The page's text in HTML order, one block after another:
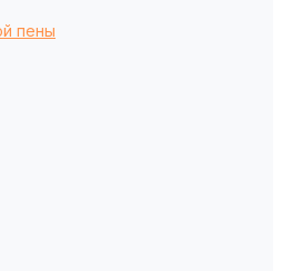
пены